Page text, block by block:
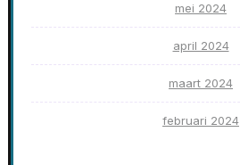
mei 2024
april 2024
maart 2024
februari 2024